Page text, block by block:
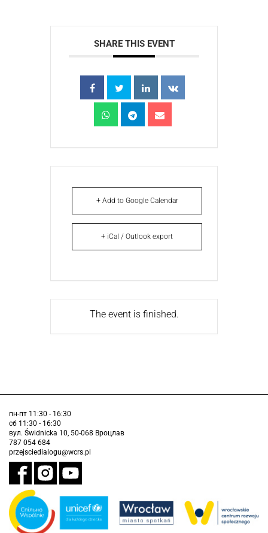
SHARE THIS EVENT
+ Add to Google Calendar
+ iCal / Outlook export
The event is finished.
пн-пт 11:30 - 16:30
сб 11:30 - 16:30
вул. Świdnicka 10, 50-068 Вроцлав
787 054 684
przejsciedialogu@wcrs.pl